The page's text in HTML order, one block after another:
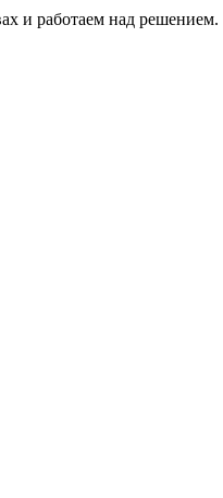
и работаем над решением.